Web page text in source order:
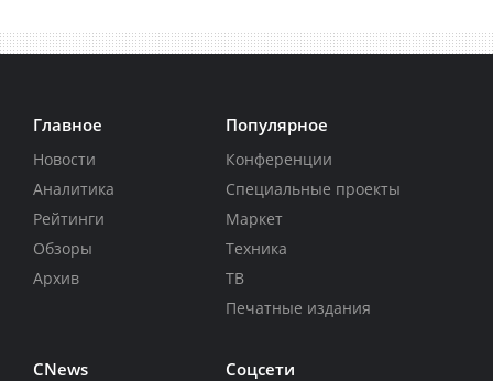
Главное
Новости
Аналитика
Рейтинги
Обзоры
Архив
Популярное
Конференции
Специальные проекты
Маркет
Техника
ТВ
Печатные издания
CNews Соцсети